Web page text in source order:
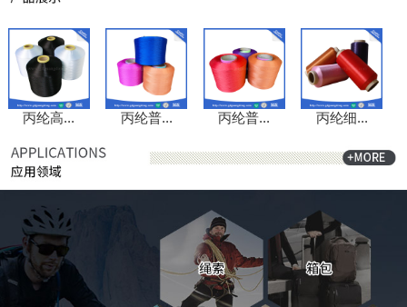
丙纶高... 丙纶普... 丙纶普... 丙纶细...